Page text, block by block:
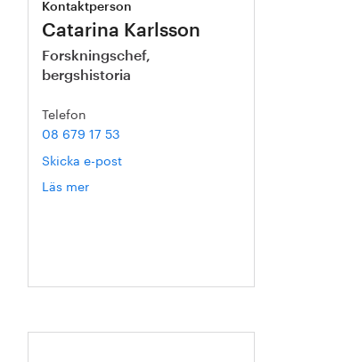
Kontaktperson
Catarina Karlsson
Forskningschef,
bergshistoria
Telefon
08 679 17 53
Skicka e-post
Läs mer